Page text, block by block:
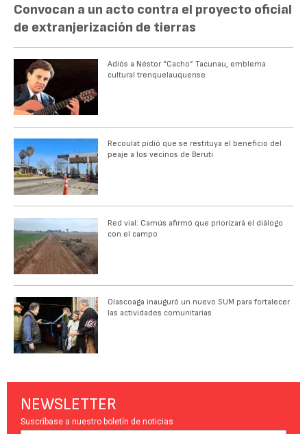
Convocan a un acto contra el proyecto oficial
de extranjerización de tierras
Adiós a Néstor “Cacho” Tacunau, emblema
cultural trenquelauquense
Recoulat pidió que se restituya el beneficio del
peaje a los vecinos de Beruti
Red vial: Camús afirmó que priorizará el diálogo
con el campo
Olascoaga inauguró un nuevo SUM para fortalecer
las actividades comunitarias
NEWSLETTER
Suscríbase a nuestro boletín de noticias